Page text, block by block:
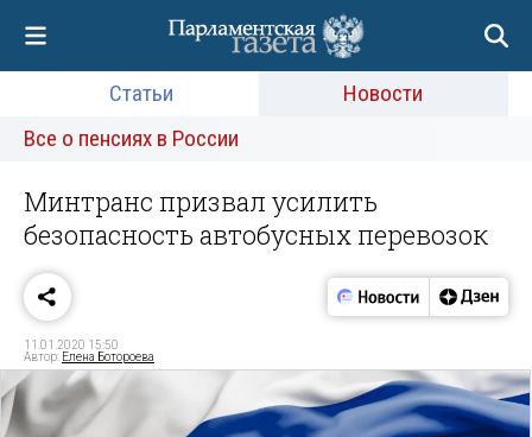
Статьи
Новости
Все о пенсиях в России
Минтранс призвал усилить
безопасность автобусных перевозок
11.01.2020 15:50
Автор: Елена Ботороева